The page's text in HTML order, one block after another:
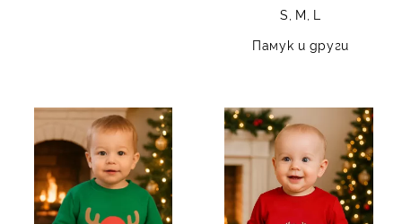
S, M, L
Памук и други